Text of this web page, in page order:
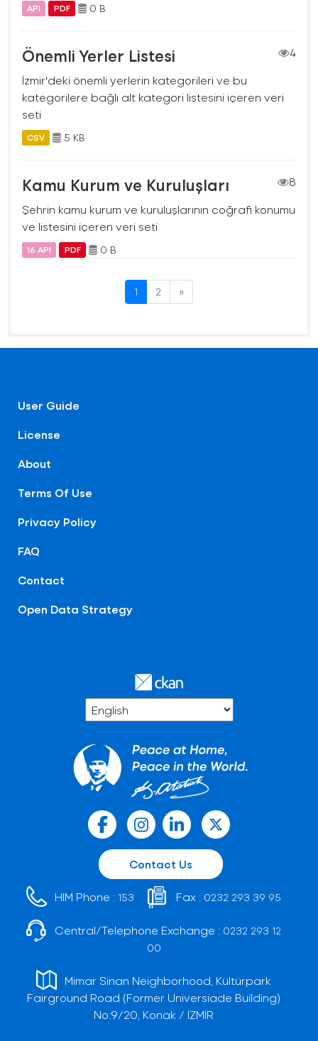
API PDF 0 B
Önemli Yerler Listesi
4
İzmir'deki önemli yerlerin kategorileri ve bu
kategorilere bağlı alt kategori listesini içeren veri
seti
CSV 5 KB
Kamu Kurum ve Kuruluşları
8
Şehrin kamu kurum ve kuruluşlarının coğrafi konumu
ve listesini içeren veri seti
16 API PDF 0 B
1 2 »
User Guide
License
About
Terms Of Use
Privacy Policy
FAQ
Contact
Open Data Strategy
Contact Us
HIM Phone : 153 Fax : 0232 293 39 95
Central/Telephone Exchange : 0232 293 12
00
Mimar Sinan Neighborhood, Kültürpark
Fairground Road (Former Universiade Building)
No:9/20, Konak / İZMİR